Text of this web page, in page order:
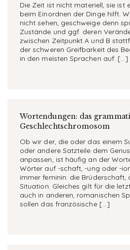
Die Zeit ist nicht materiell, sie ist
beim Einordnen der Dinge hilft.
nicht sehen, geschweige denn
Zustände und ggf. deren
zwischen Zeitpunkt A und B
der schweren Greifbarkeit des
in den meisten Sprachen auf: […]
Wortendungen: das
Geschlechtschromosom
Ob wir der, die oder das einem
oder andere Satzteile dem
anpassen, ist häufig an der
Wörter auf -schaft, -ung oder -
immer feminin: die Brüderschaft,
Situation. Gleiches gilt für die
auch in anderen, romanischen
sollen das französische […]